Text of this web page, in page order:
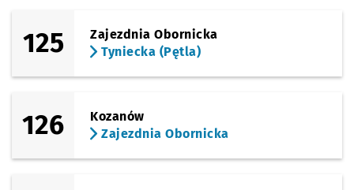
125
Zajezdnia Obornicka
Tyniecka (Pętla)
126
Kozanów
Zajezdnia Obornicka